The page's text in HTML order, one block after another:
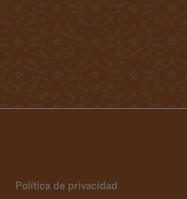
Política de privacidad